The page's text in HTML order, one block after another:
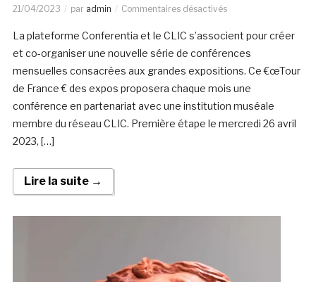
21/04/2023 par admin Commentaires désactivés
La plateforme Conferentia et le CLIC s’associent pour créer
et co-organiser une nouvelle série de conférences
mensuelles consacrées aux grandes expositions. Ce €œTour
de France € des expos proposera chaque mois une
conférence en partenariat avec une institution muséale
membre du réseau CLIC. Première étape le mercredi 26 avril
2023, […]
Lire la suite →